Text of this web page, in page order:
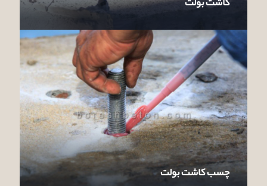
چسب کاشت بولت